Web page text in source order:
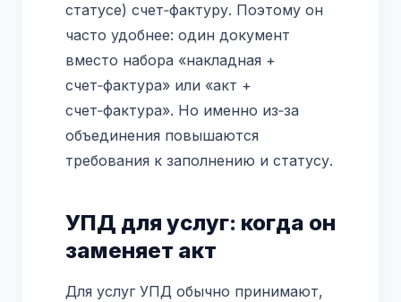
статусе) счет‑фактуру. Поэтому он
часто удобнее: один документ
вместо набора «накладная +
счет‑фактура» или «акт +
счет‑фактура». Но именно из‑за
объединения повышаются
требования к заполнению и статусу.
УПД для услуг: когда он
заменяет акт
Для услуг УПД обычно принимают,